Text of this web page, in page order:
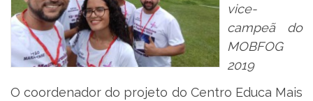
vice-
campeã do
MOBFOG
2019
O coordenador do projeto do Centro Educa Mais